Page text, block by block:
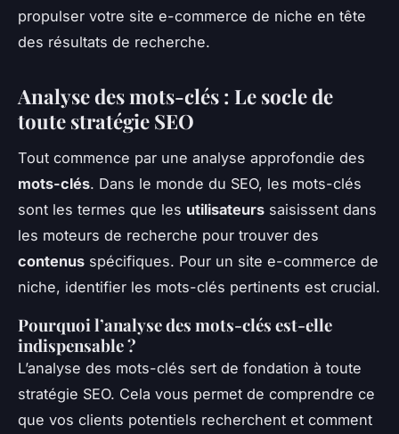
propulser votre site e-commerce de niche en tête
des résultats de recherche.
Analyse des mots-clés : Le socle de
toute stratégie SEO
Tout commence par une analyse approfondie des
mots-clés. Dans le monde du SEO, les mots-clés
sont les termes que les utilisateurs saisissent dans
les moteurs de recherche pour trouver des
contenus spécifiques. Pour un site e-commerce de
niche, identifier les mots-clés pertinents est crucial.
Pourquoi l’analyse des mots-clés est-elle
indispensable ?
L’analyse des mots-clés sert de fondation à toute
stratégie SEO. Cela vous permet de comprendre ce
que vos clients potentiels recherchent et comment